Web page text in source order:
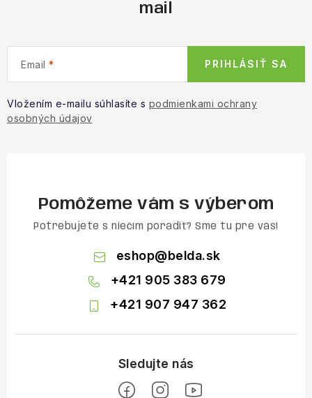
mail
Email
Vložením e-mailu súhlasíte s podmienkami ochrany
osobných údajov
PRIHLÁSIŤ SA
Pomôžeme vám s výberom
Potrebujete s niečím poradiť? Sme tu pre vás!
eshop@belda.sk
+421 905 383 679
+421 907 947 362